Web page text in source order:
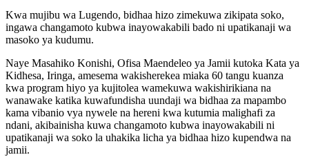
Kwa mujibu wa Lugendo, bidhaa hizo zimekuwa zikipata soko,
ingawa changamoto kubwa inayowakabili bado ni upatikanaji wa
masoko ya kudumu.
Naye Masahiko Konishi, Ofisa Maendeleo ya Jamii kutoka Kata ya
Kidhesa, Iringa, amesema wakisherekea miaka 60 tangu kuanza
kwa program hiyo ya kujitolea wamekuwa wakishirikiana na
wanawake katika kuwafundisha uundaji wa bidhaa za mapambo
kama vibanio vya nywele na hereni kwa kutumia malighafi za
ndani, akibainisha kuwa changamoto kubwa inayowakabili ni
upatikanaji wa soko la uhakika licha ya bidhaa hizo kupendwa na
jamii.